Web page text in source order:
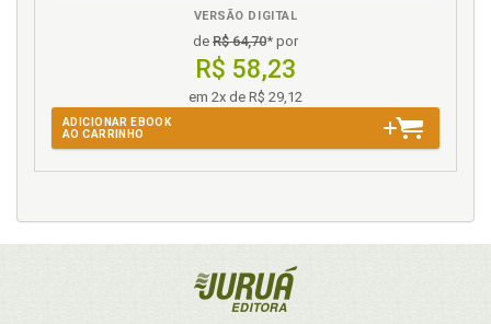
VERSÃO DIGITAL
de R$ 64,70* por
R$ 58,23
em 2x de R$ 29,12
ADICIONAR EBOOK
AO CARRINHO